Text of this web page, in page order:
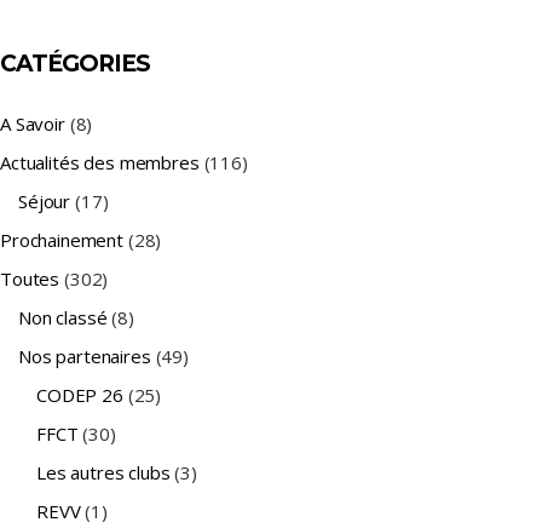
CATÉGORIES
A Savoir(8)
Actualités des membres (116)
Séjour (17)
Prochainement (28)
Toutes (302)
Non classé (8)
Nos partenaires (49)
CODEP 26 (25)
FFCT (30)
Les autres clubs (3)
REVV(1)